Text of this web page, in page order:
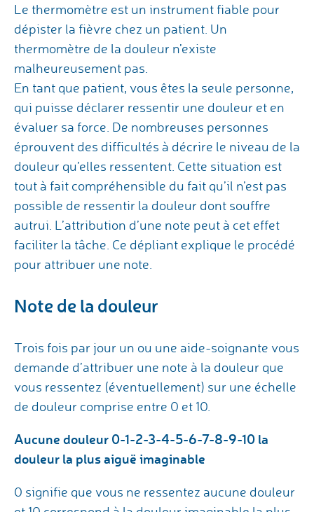
Le thermomètre est un instrument fiable pour
dépister la fièvre chez un patient. Un
thermomètre de la douleur n’existe
malheureusement pas.
En tant que patient, vous êtes la seule personne,
qui puisse déclarer ressentir une douleur et en
évaluer sa force. De nombreuses personnes
éprouvent des difficultés à décrire le niveau de la
douleur qu’elles ressentent. Cette situation est
tout à fait compréhensible du fait qu’il n’est pas
possible de ressentir la douleur dont souffre
autrui. L’attribution d’une note peut à cet effet
faciliter la tâche. Ce dépliant explique le procédé
pour attribuer une note.
Note de la douleur
Trois fois par jour un ou une aide-soignante vous
demande d’attribuer une note à la douleur que
vous ressentez (éventuellement) sur une échelle
de douleur comprise entre 0 et 10.
Aucune douleur 0-1-2-3-4-5-6-7-8-9-10 la
douleur la plus aiguë imaginable
0 signifie que vous ne ressentez aucune douleur